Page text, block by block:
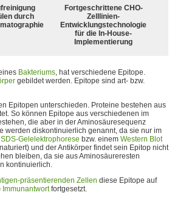
durch
Fortgeschrittene CHO-
Zelllinien-
Entwicklungstechnologie
für die In-House-
Implementierung
Bakteriums, hat verschiedene Epitope.
gebildet werden. Epitope sind art- bzw.
Epitopen unterschieden. Proteine bestehen aus
So können Epitope aus verschiedenen im
die aber in der Aminosäuresequenz
werden diskontinuierlich genannt, da sie nur im
SDS-Gelelektrophorese bzw. einem Western Blot
und der Antikörper findet sein Epitop nicht
bleiben, da sie aus Aminosäureresten
kontinuierlich.
präsentierenden Zellen diese Epitope auf
Immunantwortfortgesetzt.